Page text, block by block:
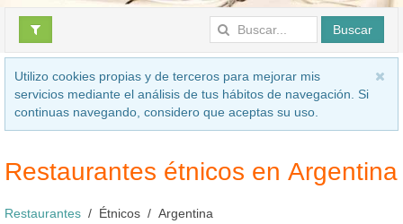
Buscar
Utilizo cookies propias y de terceros para mejorar mis
servicios mediante el análisis de tus hábitos de navegación. Si
continuas navegando, considero que aceptas su uso.
Restaurantes étnicos en Argentina
Restaurantes Étnicos Argentina